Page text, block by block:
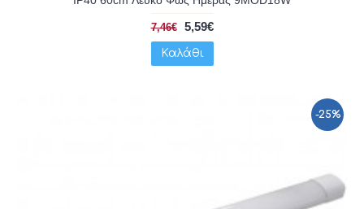
7,46€ 5,59€
Καλάθι
-25%